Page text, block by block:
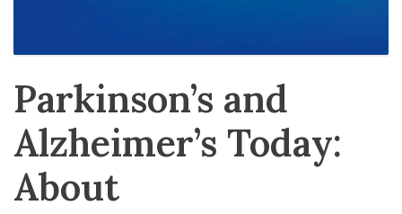
Parkinson’s and
Alzheimer’s Today:
About